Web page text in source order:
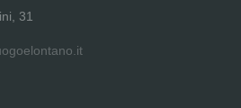
31